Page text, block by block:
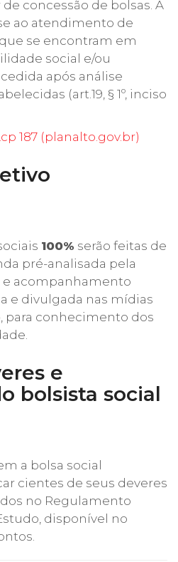
concessão de bolsas . A
ao atendimento de
se encontram em
social e/ou
após análise
(art.19, § 1º, inciso
187 (planalto.gov.br)
100% serão feitas de
pré-analisada pela
e acompanhamento
e divulgada nas mídias
para conhecimento dos
e
bolsista social
a bolsa social
cientes de seus deveres
no Regulamento
disponível no